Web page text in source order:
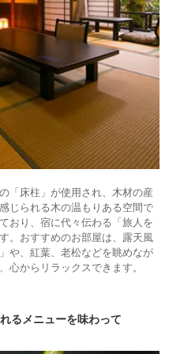
「床柱」が使用され、木材の産
じられる木の温もりある空間で
おり、宿に代々伝わる「旅人を
。おすすめのお部屋は、露天風
や、紅葉、老松などを眺めなが
心からリラックスできます。
るメニューを味わって